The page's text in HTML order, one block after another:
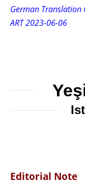
German Translation
ART 2023-06-06
Editorial Note